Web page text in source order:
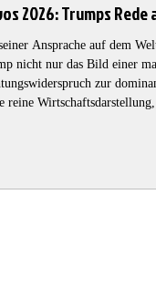
2026: Trumps
Ansprache auf dem
nicht nur das Bild einer
zur
reine